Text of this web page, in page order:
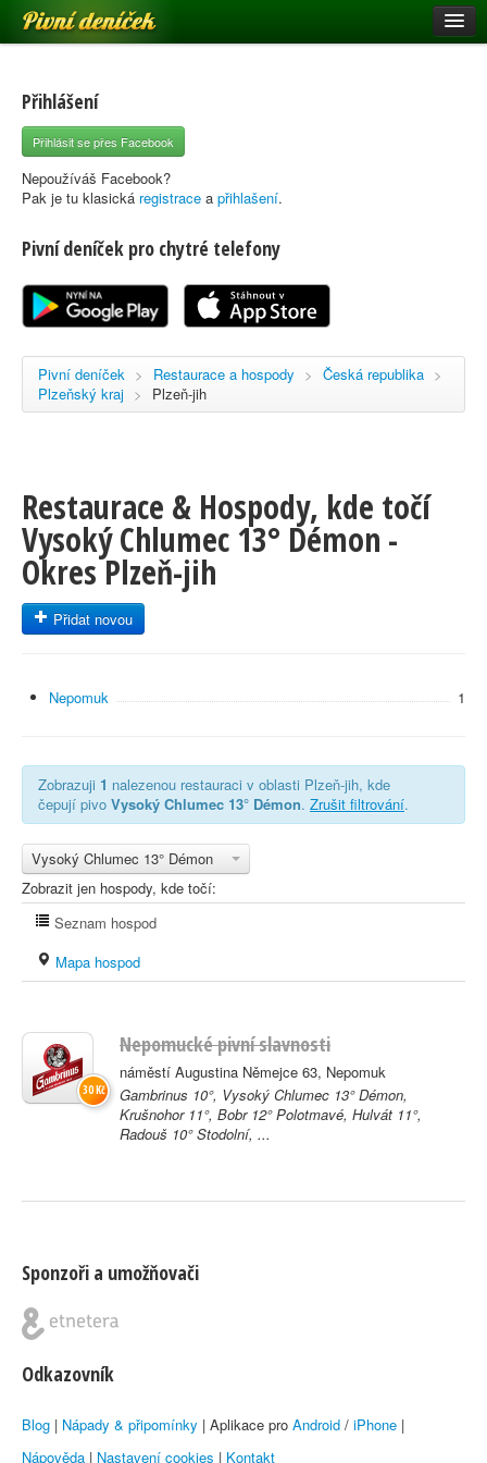
Pivní deníček
Pivní mapa
Pivní značky
Nápověda
Registrace
Přihlášení
Přihlásit se přes Facebook
Nepoužíváš Facebook?
Pak je tu klasická registrace a přihlašení.
Pivní deníček pro chytré telefony
Pivní deníček > Restaurace a hospody > Česká republika >
Plzeňský kraj > Plzeň-jih
Restaurace & Hospody, kde točí
Vysoký Chlumec 13° Démon -
Okres Plzeň-jih
Přidat novou
Nepomuk 1
Zobrazuji 1 nalezenou restauraci v oblasti Plzeň-jih, kde
čepují pivo Vysoký Chlumec 13° Démon. Zrušit filtrování.
Vysoký Chlumec 13° Démon
Zobrazit jen hospody, kde točí:
Seznam hospod
Mapa hospod
Nepomucké pivní slavnosti
náměstí Augustina Němejce 63, Nepomuk
Gambrinus 10°, Vysoký Chlumec 13° Démon,
Krušnohor 11°, Bobr 12° Polotmavé, Hulvát 11°,
Radouš 10° Stodolní, ...
30 Kč
Sponzoři a umožňovači
Odkazovník
Blog | Nápady & připomínky | Aplikace pro Android / iPhone |
Nápověda | Nastavení cookies | Kontakt